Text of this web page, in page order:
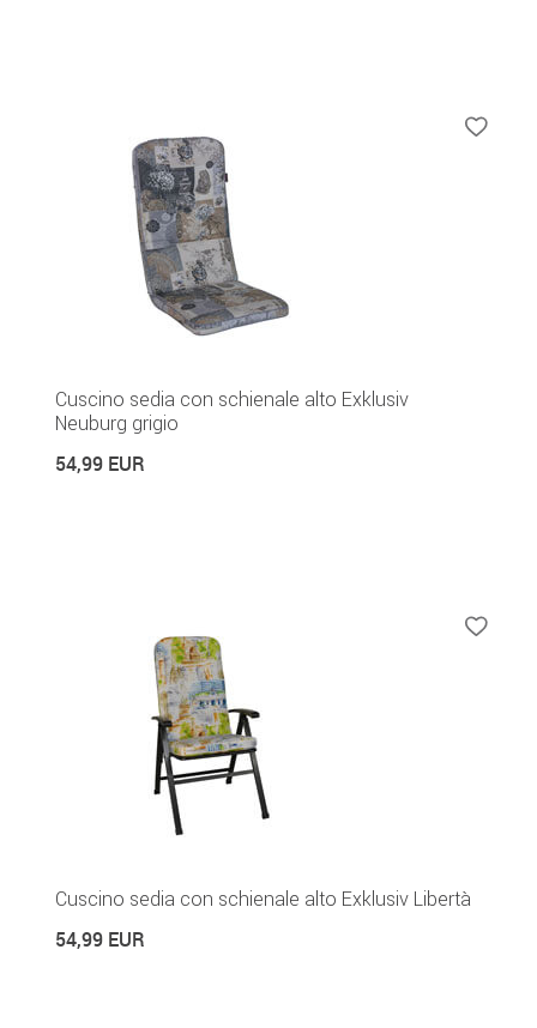
Cuscino sedia con schienale alto Exklusiv
Neuburg grigio
54,99 EUR
Cuscino sedia con schienale alto Exklusiv Libertà
54,99 EUR